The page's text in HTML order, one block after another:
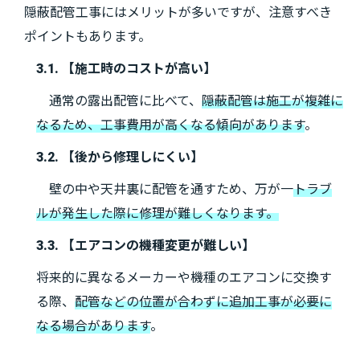
隠蔽配管工事にはメリットが多いですが、注意すべき
ポイントもあります。
3.1. 【施工時のコストが高い】
通常の露出配管に比べて、 隠蔽配管は施工が複雑に
なるため、工事費用が高くなる傾向があります。
3.2. 【後から修理しにくい】
壁の中や天井裏に配管を通すため、万が一トラブ
ルが発生した際に修理が難しくなります。
3.3. 【エアコンの機種変更が難しい】
将来的に異なるメーカーや機種のエアコンに交換す
る際、 配管などの位置が合わずに追加工事が必要に
なる場合があります。